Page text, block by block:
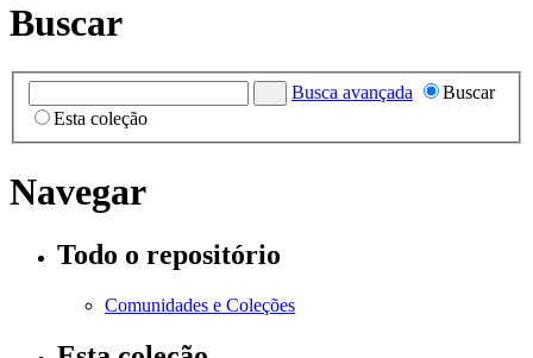
Buscar
Busca avançada
Buscar
Esta coleção
Navegar
Todo o repositório
Comunidades e Coleções